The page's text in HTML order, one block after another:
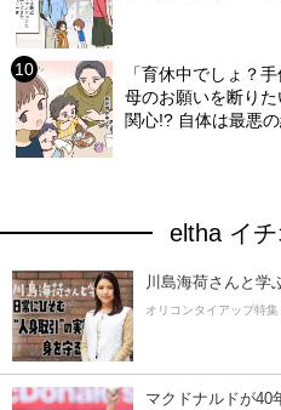
「育休中でしょ？
母のお願いを断り
関心!? 自体は最悪
eltha イ
川島海荷さんと学
オリコンタイアップ特集
マクドナルドが40